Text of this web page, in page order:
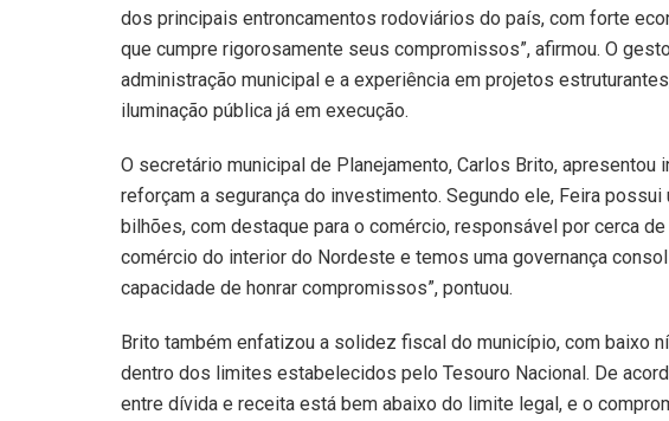
dos principais entroncamentos rodoviários do país, com forte
que cumpre rigorosamente seus compromissos”, afirmou. O
administração municipal e a experiência em projetos
iluminação pública já em execução.
O secretário municipal de Planejamento, Carlos Brito,
reforçam a segurança do investimento. Segundo ele, Feira
bilhões, com destaque para o comércio, responsável por cerca
comércio do interior do Nordeste e temos uma governança
capacidade de honrar compromissos”, pontuou.
Brito também enfatizou a solidez fiscal do município, com baixo
dentro dos limites estabelecidos pelo Tesouro Nacional. De
entre dívida e receita está bem abaixo do limite legal, e o